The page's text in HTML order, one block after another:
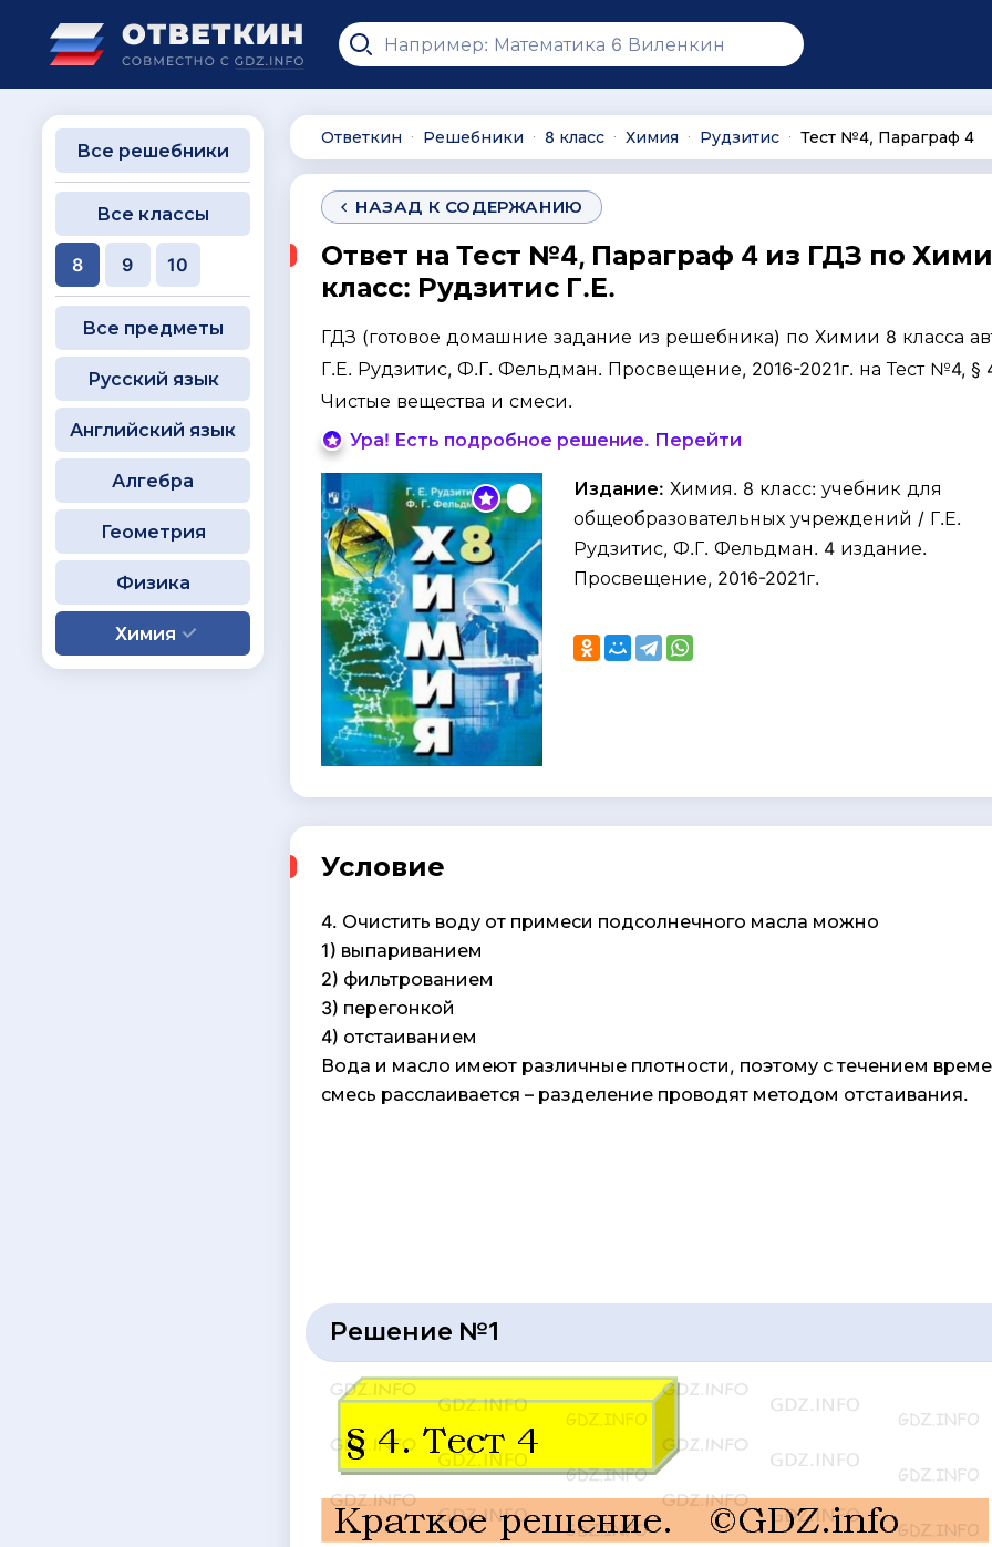
Ответкин ∙ Решебники ∙ 8 класс ∙ Химия ∙ Рудзитис ∙ Тест №4, Параграф 4
НАЗАД К СОДЕРЖАНИЮ
Ответ на Тест №4, Параграф 4 из ГДЗ по
класс: Рудзитис Г.Е.
ГДЗ (готовое домашние задание из решебника) по Химии 8 класса
Г.Е. Рудзитис, Ф.Г. Фельдман. Просвещение, 2016-2021г. на Тест №4, §
Чистые вещества и смеси.
Ура! Есть подробное решение. Перейти
Издание: Химия. 8 класс: учебник для
общеобразовательных учреждений / Г.Е.
Рудзитис, Ф.Г. Фельдман. 4 издание.
Просвещение, 2016-2021г.
Условие
4. Очистить воду от примеси подсолнечного масла можно
1) выпариванием
2) фильтрованием
3) перегонкой
4) отстаиванием
Вода и масло имеют различные плотности, поэтому с течением
смесь расслаивается – разделение проводят методом отстаивания.
Решение №1
Все решебники
Все классы
8 9 10
Все предметы
Русский язык
Английский язык
Алгебра
Геометрия
Физика
Химия